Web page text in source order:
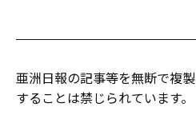
亜洲日報の記事等を無断で複
することは禁じられています。